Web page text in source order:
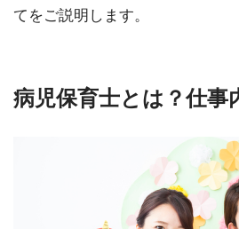
てをご説明します。
病児保育士とは？仕事